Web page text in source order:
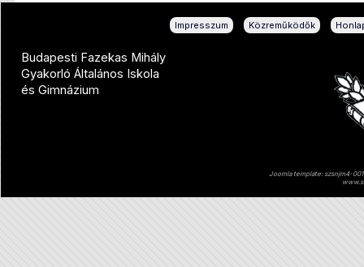
Impresszum Közreműködők
Budapesti Fazekas Mihály
Gyakorló Általános Iskola
és Gimnázium
Joomla template: szsnjm4-